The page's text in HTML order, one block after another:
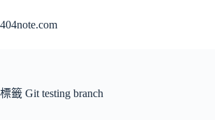
至
容
404note.com
標籤 Git testing branch